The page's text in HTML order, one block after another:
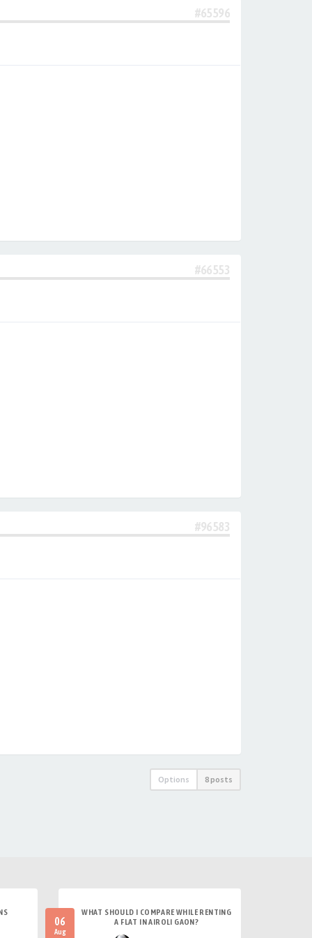
#65596
#66553
#96583
Options 8 posts
06
Aug
WHAT SHOULD I COMPARE WHILE RENTING
A FLAT IN AIROLI GAON?